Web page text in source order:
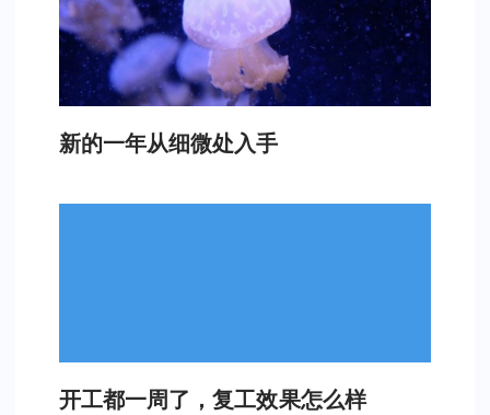
新的一年从细微处入手
开工都一周了，复工效果怎么样